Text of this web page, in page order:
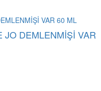
JO DEMLENMİŞİ VAR